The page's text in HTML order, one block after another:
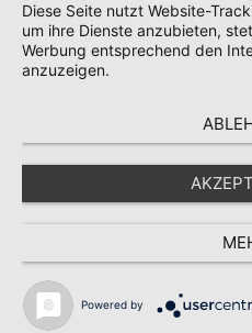
Diese Seite nutzt Website-
um ihre Dienste anzubieten,
Werbung entsprechend den
anzuzeigen.
Powered by